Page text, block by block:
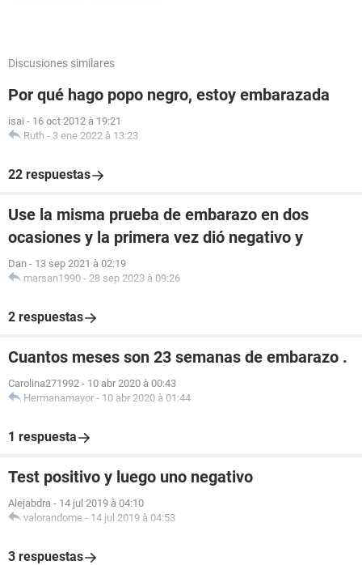
Discusiones similares
Por qué hago popo negro, estoy embarazada
isai - 16 oct 2012 à 19:21
Ruth - 3 ene 2022 à 13:23
22 respuestas
Use la misma prueba de embarazo en dos
ocasiones y la primera vez dió negativo y
Dan - 13 sep 2021 à 02:19
marsan1990 - 28 sep 2023 à 09:26
2 respuestas
Cuantos meses son 23 semanas de embarazo .
Carolina271992 - 10 abr 2020 à 00:43
Hermanamayor - 10 abr 2020 à 01:44
1 respuesta
Test positivo y luego uno negativo
Alejabdra - 14 jul 2019 à 04:10
valorandome - 14 jul 2019 à 04:53
3 respuestas